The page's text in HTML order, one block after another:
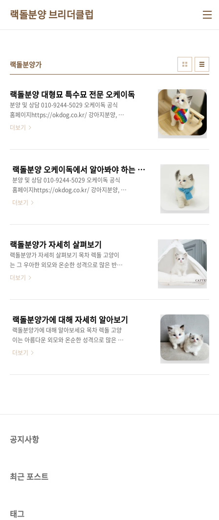
랙돌분양 브리더클럽
랙돌분양가
랙돌분양 대형묘 특수묘 전문 오케이독
분양 및 상담 010-9244-5029 오케이독 공식
홈페이지https://okdog.co.kr/ 강아지분양, 고
양이분양 오케이독강아지분양,애견분양,애견샵,
분양,스피츠분양,페okdog.co.kr 랙돌분양 전문
성 있는 오케이독 랙돌 고양이는 그 크고 우아한
외모로 많은 사람들에게 사랑받는 품종이에요.
특히, 랙돌은 그 크기와 털의 부드러움, 그리고
사람을 좋아하는 온순한 성격으로 유명해요.이
친화적인 성격 덕분에 많은 가정에서 인기 있는
강하고 품질..
더보기
랙돌분양 오케이독에서 알아봐야 하는 이유
분양 및 상담 010-9244-5029 오케이독 공식
홈페이지https://okdog.co.kr/ 강아지분양, 고
양이분양 오케이독강아지분양,애견분양,애견샵,
분양,스피츠분양,페okdog.co.kr 랙돌분양, 오
케이독에서 만나보세요 랙돌 고양이는 그 독특
한 외모와 온순한 성격으로 많은 사람들에게 사
랑받고 있는 고양이에요.이 고양이는 큰 몸집과
부드러운 털을 자랑하며, 사람을 매우 좋아하는
차분한 성격 덕분에 가정에서 반려동물로서 아
하는 사람들이 많이 늘고..
더보기
랙돌분양가 자세히 살펴보기
랙돌분양가 자세히 살펴보기 목차 렉돌 고양이
는 그 우아한 외모와 온순한 성격으로 많은 반려
동물 애호가들에게 큰 사랑을 받고 있습니다.그
태 등에 따라 변동될 수 있습니다.이 포스팅에서
는 렉돌분양가에 영향을 미치는 주요 요소들과
렉돌 고양이를 입양할 때 고려해야 할 사항들을
자세히 알아보겠습니다. 랙돌분양가에 영향을
미치는 요인렉돌 고양이의 가격은 몇 가지 주요
의 혈통입니다.명문 가문에서 태어난 렉돌 고양
더보기
랙돌분양가에 대해 자세히 알아보기
랙돌분양가에 대해 알아보세요 목차 렉돌 고양
이는 아름다운 외모와 온순한 성격으로 많은 사
람들에게 사랑받는 고양이 품종입니다.이 때문
다. 이는 렉돌 고양이의 인기뿐만 아니라, 품종의
혈통이 명확하고 관리가 잘된 경..
더보기
공지사항
최근 포스트
태그